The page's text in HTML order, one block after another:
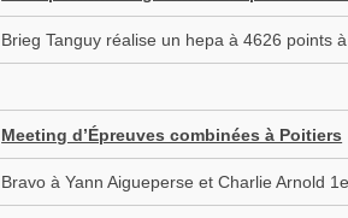
Brieg Tanguy réalise un hepa à 4626 points
Meeting d’Épreuves combinées à Poitiers
Bravo à Yann Aigueperse et Charlie Arnold